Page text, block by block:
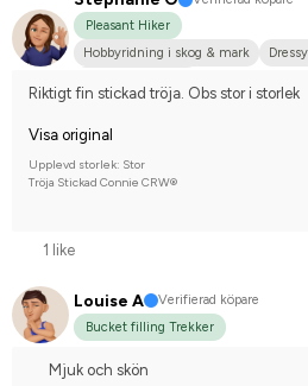
Pleasant Hiker
Hobbyridning i skog & mark
Riktigt fin stickad tröja. Obs stor i storlek
Visa original
Upplevd storlek: Stor
Tröja Stickad Connie CRW®
1 like
Louise A
Verifierad köpare
Bucket filling Trekker
Mjuk och skön